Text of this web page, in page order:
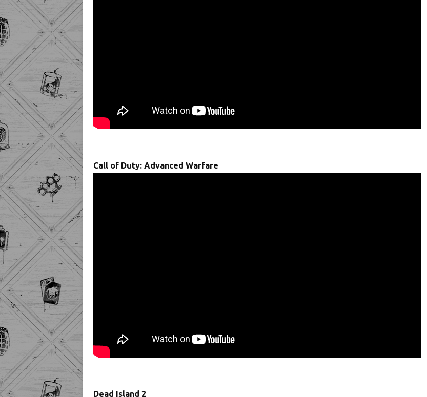
Call of Duty: Advanced Warfare
Dead Island 2